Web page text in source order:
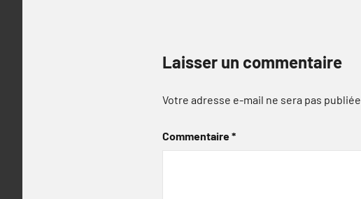
Laisser un commentaire
Votre adresse e-mail ne sera pas publiée.
Commentaire*